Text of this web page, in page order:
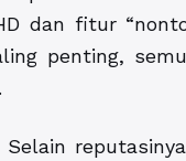
dan fitur
penting,
Selain